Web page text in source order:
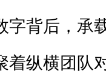
字背后，承
着纵横团队